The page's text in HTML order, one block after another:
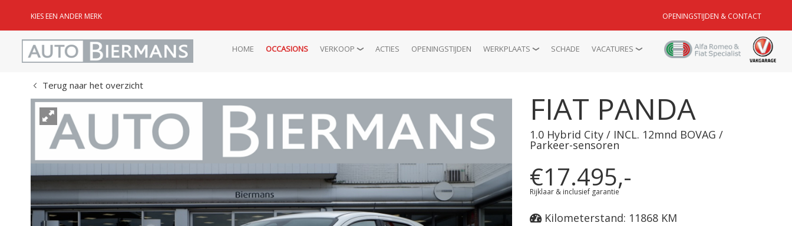
KIES EEN ANDER MERK OPENINGSTIJDEN & CONTACT
HOME OCCASIONS VERKOOP ACTIES OPENINGSTIJDEN WERKPLAATS SCHADE VACATURES
Terug naar het overzicht
FIAT PANDA
1.0 Hybrid City / INCL. 12mnd BOVAG /
Parkeer-sensoren
€17.495,-
Rijklaar & inclusief garantie
Kilometerstand: 11868 KM